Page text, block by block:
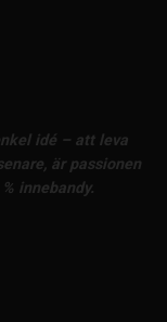
idé – att leva
är passionen
innebandy.